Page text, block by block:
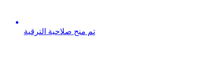
تم منح صلاحية الترقية